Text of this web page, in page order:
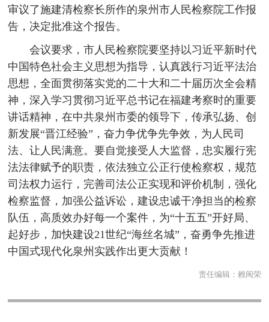
审议了施建清检察长所作的泉州市人民检察院工作报
告，决定批准这个报告。
会议要求，市人民检察院要坚持以习近平新时代
中国特色社会主义思想为指导，认真践行习近平法治
思想，全面贯彻落实党的二十大和二十届历次全会精
神，深入学习贯彻习近平总书记在福建考察时的重要
讲话精神，在中共泉州市委的领导下，传承弘扬、创
新发展“晋江经验”，奋力争优争先争效，为人民司
法、让人民满意。要自觉接受人大监督，忠实履行宪
法法律赋予的职责，依法独立公正行使检察权，规范
司法权力运行，完善司法公正实现和评价机制，强化
检察监督，加强公益诉讼，建设忠诚干净担当的检察
队伍，高质效办好每一个案件，为“十五五”开好局、
起好步，加快建设21世纪“海丝名城”，奋勇争先推进
中国式现代化泉州实践作出更大贡献！
责任编辑： 赖闽荣